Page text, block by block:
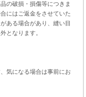
の破損・損傷等につきま
にはご返金をさせていた
ある場合があり、縫い目
となります。
気になる場合は事前にお